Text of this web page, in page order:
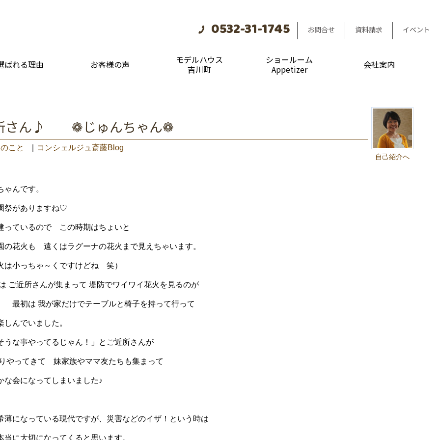
0532-31-1745 お問合せ 資料請求 イベント
ばれる理由 お客様の声
モデルハウス
吉川町
ショールーム
Appetizer
会社案内
自己紹介へ
さん♪ ❁じゅんちゃん❁
こと コンシェルジュ斎藤Blog
んです。
祭がありますね♡
っているので この時期はちょいと
の花火も 遠くはラグーナの花火まで見えちゃいます。
は小っちゃ～くですけどね 笑）
ご近所さんが集まって 堤防でワイワイ花火を見るのが
最初は 我が家だけでテーブルと椅子を持って行って
んでいました。
な事やってるじゃん！」とご近所さんが
やってきて 妹家族やママ友たちも集まって
な会になってしまいました♪
薄になっている現代ですが、災害などのイザ！という時は
に大切になってくると思います。